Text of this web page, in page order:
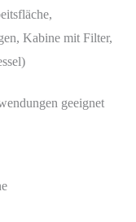
Kabine mit Filter,
geeignet